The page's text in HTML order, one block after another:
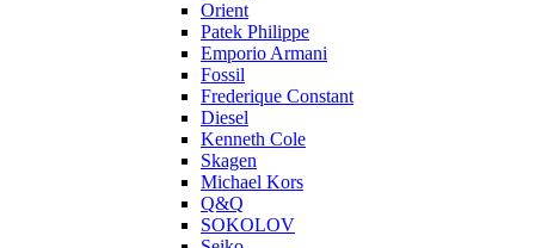
Orient
Patek Philippe
Emporio Armani
Fossil
Frederique Constant
Diesel
Kenneth Cole
Skagen
Michael Kors
Q&Q
SOKOLOV